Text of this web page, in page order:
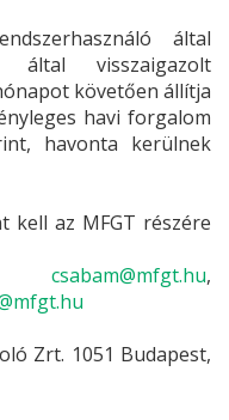
által
visszaigazolt
követően állítja
havi forgalom
havonta kerülnek
kell az MFGT részére
csabam@mfgt.hu,
Zrt. 1051 Budapest,